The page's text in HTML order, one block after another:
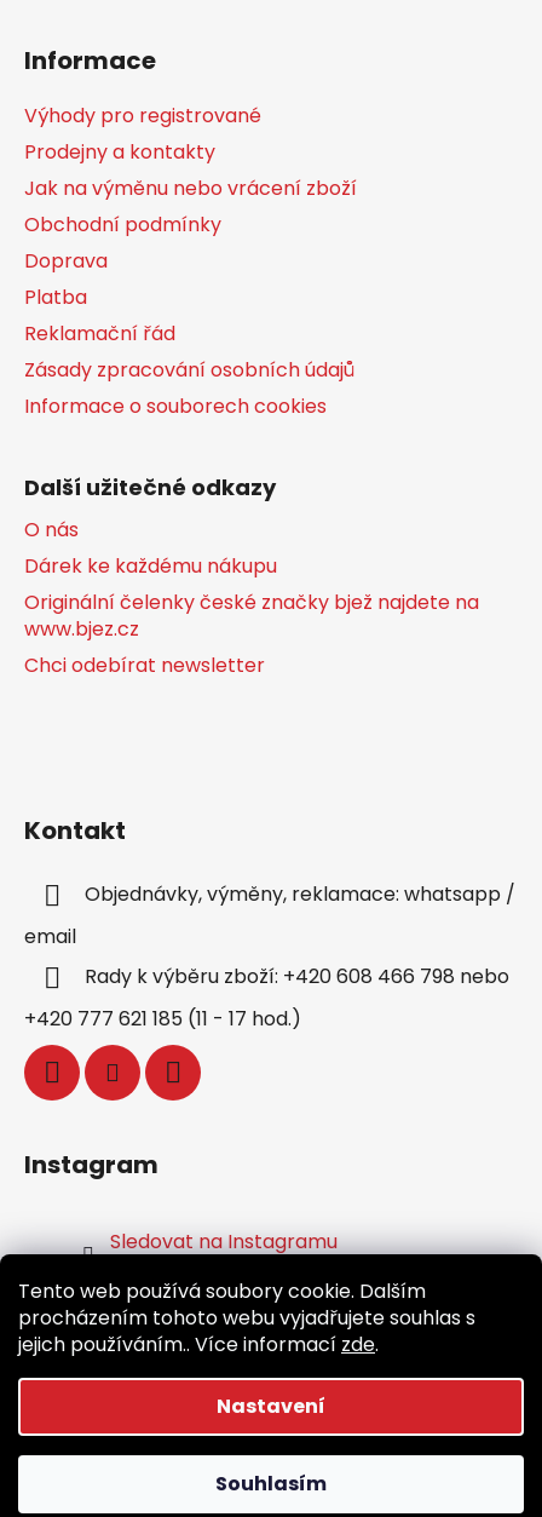
Tento web používá soubory cookie. Dalším
procházením tohoto webu vyjadřujete souhlas s
jejich používáním.. Více informací zde.
Nastavení
Souhlasím
Informace
Výhody pro registrované
Prodejny a kontakty
Jak na výměnu nebo vrácení zboží
Obchodní podmínky
Doprava
Platba
Reklamační řád
Zásady zpracování osobních údajů
Informace o souborech cookies
Další užitečné odkazy
O nás
Dárek ke každému nákupu
Originální čelenky české značky bjež najdete na
www.bjez.cz
Chci odebírat newsletter
Kontakt
Objednávky, výměny, reklamace: whatsapp /
email
Rady k výběru zboží: +420 608 466 798 nebo
+420 777 621 185 (11 - 17 hod.)
Instagram
Sledovat na Instagramu
Facebook
Vytvořil Shoptet
Běž.cz. Všechna práva vyhrazena.